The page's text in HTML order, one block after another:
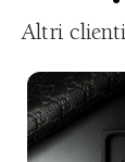
Altri clienti